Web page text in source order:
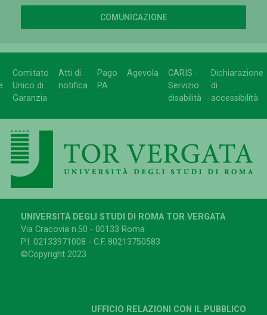
COMUNICAZIONE
Comitato
Unico di
Garanzia
Atti di
notifica
Pago
PA
Agevola
CARIS -
Servizio
disabilità
Dichiarazione
di
accessibilità
UNIVERSITÀ DEGLI STUDI DI ROMA TOR VERGATA
Via Cracovia n.50 - 00133 Roma
P.I. 02133971008 - C.F. 80213750583
©Copyright 2023
UFFICIO RELAZIONI CON IL PUBBLICO